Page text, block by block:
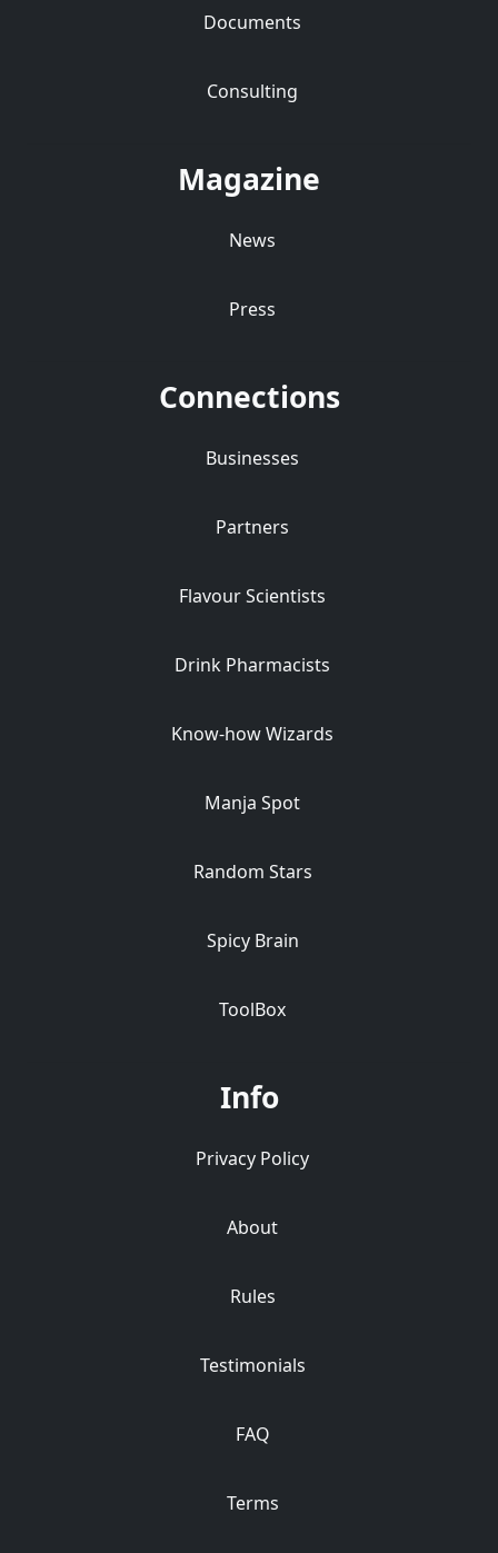
Documents
Consulting
Magazine
News
Press
Connections
Businesses
Partners
Flavour Scientists
Drink Pharmacists
Know-how Wizards
Manja Spot
Random Stars
Spicy Brain
ToolBox
Info
Privacy Policy
About
Rules
Testimonials
FAQ
Terms